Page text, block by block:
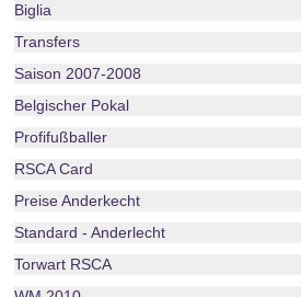
Biglia
Transfers
Saison 2007-2008
Belgischer Pokal
Profifußballer
RSCA Card
Preise Anderkecht
Standard - Anderlecht
Torwart RSCA